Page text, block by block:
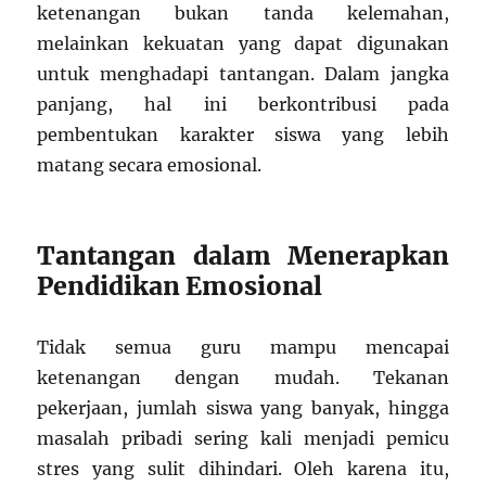
ketenangan bukan tanda kelemahan,
melainkan kekuatan yang dapat digunakan
untuk menghadapi tantangan. Dalam jangka
panjang, hal ini berkontribusi pada
pembentukan karakter siswa yang lebih
matang secara emosional.
Tantangan dalam Menerapkan
Pendidikan Emosional
Tidak semua guru mampu mencapai
ketenangan dengan mudah. Tekanan
pekerjaan, jumlah siswa yang banyak, hingga
masalah pribadi sering kali menjadi pemicu
stres yang sulit dihindari. Oleh karena itu,